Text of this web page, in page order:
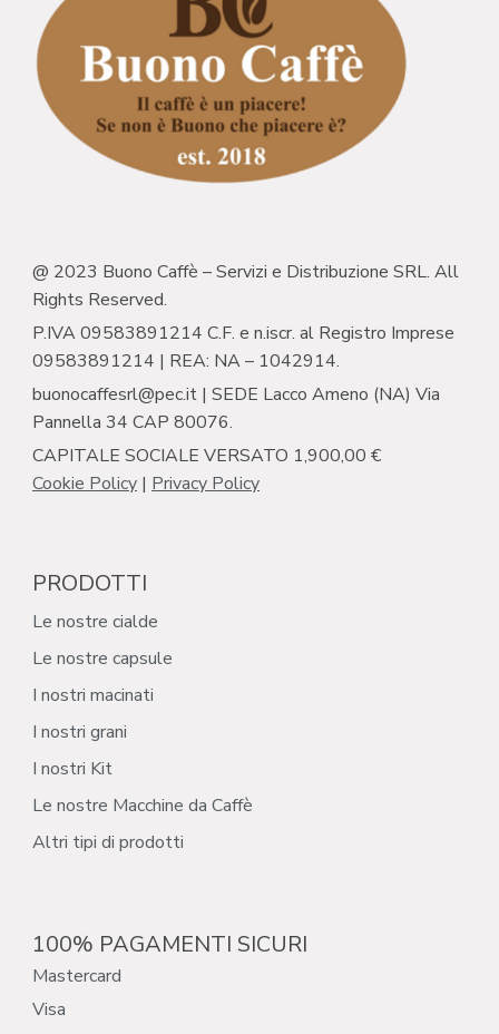
@ 2023 Buono Caffè – Servizi e Distribuzione SRL. All
Rights Reserved.
P.IVA 09583891214 C.F. e n.iscr. al Registro Imprese
09583891214 | REA: NA – 1042914.
buonocaffesrl@pec.it | SEDE Lacco Ameno (NA) Via
Pannella 34 CAP 80076.
CAPITALE SOCIALE VERSATO 1,900,00 €
Cookie Policy | Privacy Policy
PRODOTTI
Le nostre cialde
Le nostre capsule
I nostri macinati
I nostri grani
I nostri Kit
Le nostre Macchine da Caffè
Altri tipi di prodotti
100% PAGAMENTI SICURI
Mastercard
Visa